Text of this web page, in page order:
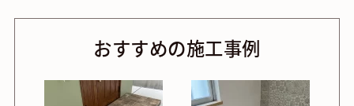
おすすめの施工事例